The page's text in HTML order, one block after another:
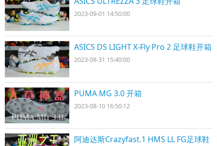
2023-09-01 14:50:00
ASICS DS LIGHT X-Fly Pro 2 足球鞋开箱
2023-08-31 15:40:00
PUMA MG 3.0 开箱
2023-08-10 16:50:12
阿迪达斯Crazyfast.1 HMS LL FG足球鞋